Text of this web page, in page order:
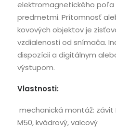
elektromagnetického poľa
predmetmi. Prítomnosť
kovových objektov je
vzdialenosti od snímača.
dispozícii a digitálnym
výstupom.
Vlastnosti:
mechanická montáž: závit
M50, kvádrový, valcový